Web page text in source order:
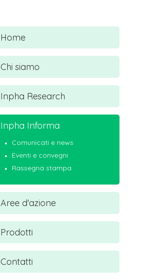
Home
Chi siamo
Inpha Research
Inpha Informa
Comunicati e news
Eventi e convegni
Rassegna stampa
Aree d'azione
Prodotti
Contatti